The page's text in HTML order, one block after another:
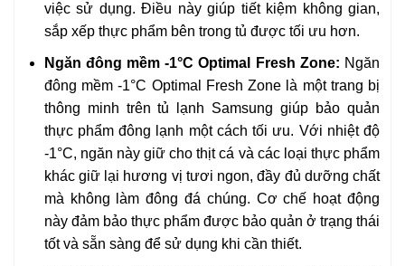
việc sử dụng. Điều này giúp tiết kiệm không gian,
sắp xếp thực phẩm bên trong tủ được tối ưu hơn.
Ngăn đông mềm -1°C Optimal Fresh Zone: Ngăn
đông mềm -1°C Optimal Fresh Zone là một trang bị
thông minh trên tủ lạnh Samsung giúp bảo quản
thực phẩm đông lạnh một cách tối ưu. Với nhiệt độ
-1°C, ngăn này giữ cho thịt cá và các loại thực phẩm
khác giữ lại hương vị tươi ngon, đầy đủ dưỡng chất
mà không làm đông đá chúng. Cơ chế hoạt động
này đảm bảo thực phẩm được bảo quản ở trạng thái
tốt và sẵn sàng để sử dụng khi cần thiết.